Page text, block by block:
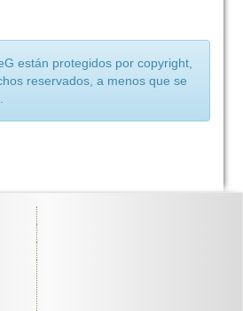
están protegidos por copyright,
reservados, a menos que se